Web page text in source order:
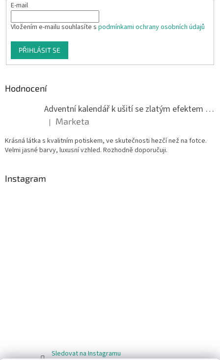
E-mail
Vložením e-mailu souhlasíte s podmínkami ochrany osobních údajů
PŘIHLÁSIT SE
Hodnocení
Adventní kalendář k ušití se zlatým efektem 042Q
Hodnocení produktu je 5 z 5 hvězdiček.
| Marketa
Krásná látka s kvalitním potiskem, ve skutečnosti hezčí než na fotce.
Velmi jasné barvy, luxusní vzhled. Rozhodně doporučuji.
Instagram
Sledovat na Instagramu